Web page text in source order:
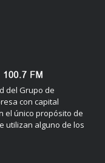
del Grupo de
con capital
el único propósito de
utilizan alguno de los